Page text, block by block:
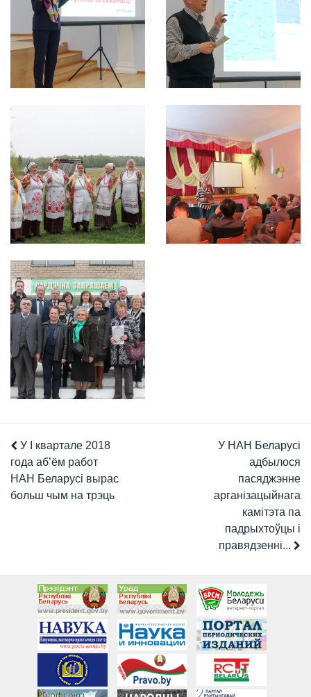
У I квартале 2018
года аб’ём работ
НАН Беларусі вырас
больш чым на трэць
У НАН Беларусі
адбылося
пасяджэнне
арганізацыйнага
камітэта па
падрыхтоўцы і
правядзенні...